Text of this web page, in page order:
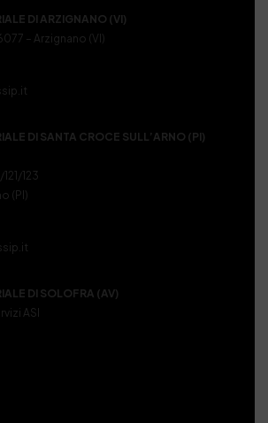
DI ARZIGNANO (VI)
– Arzignano (VI)
DI SANTA CROCE SULL’ARNO (PI)
123
(PI)
DI SOLOFRA (AV)
ASI